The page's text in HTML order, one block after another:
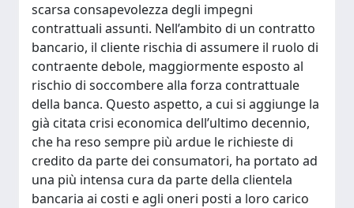
scarsa consapevolezza degli impegni
contrattuali assunti. Nell’ambito di un contratto
bancario, il cliente rischia di assumere il ruolo di
contraente debole, maggiormente esposto al
rischio di soccombere alla forza contrattuale
della banca. Questo aspetto, a cui si aggiunge la
già citata crisi economica dell’ultimo decennio,
che ha reso sempre più ardue le richieste di
credito da parte dei consumatori, ha portato ad
una più intensa cura da parte della clientela
bancaria ai costi e agli oneri posti a loro carico